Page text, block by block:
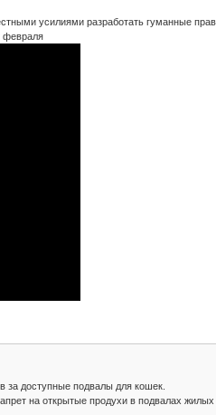
усилиями разработать гуманные
февраля
за доступные подвалы для кошек.
на открытые продухи в подвалах